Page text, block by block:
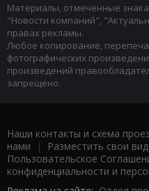
Материалы, отмеченные
"Новости компаний",
правах рекламы.
Любое копирование,
фотографических
произведений
запрещено.
Наши контакты и схема
нами | Разместить свои
Пользовательское
конфиденциальности и